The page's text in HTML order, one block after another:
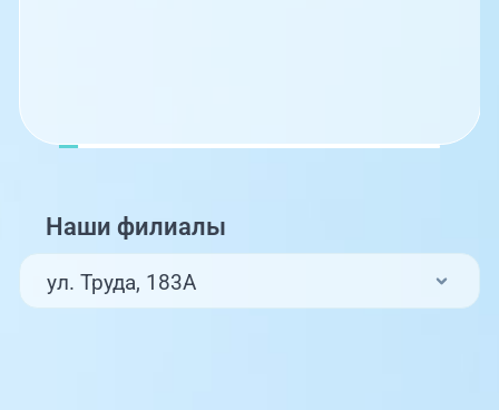
Наши филиалы
ул. Труда, 183А